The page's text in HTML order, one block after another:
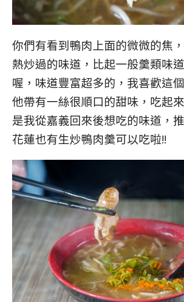
你們有看到鴨肉上面的微微的焦
熱炒過的味道，比起一般羹類味
喔，味道豐富超多的，我喜歡這
他帶有一絲很順口的甜味，吃起
是我從嘉義回來後想吃的味道，
花蓮也有生炒鴨肉羹可以吃啦!!